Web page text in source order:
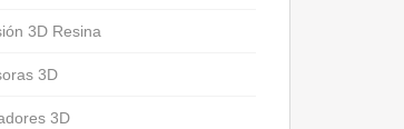
3D Resina
3D
3D